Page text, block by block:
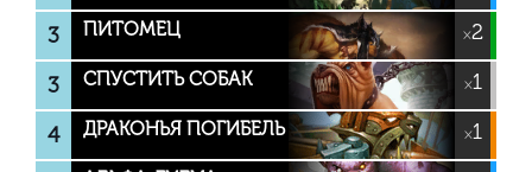
3 ПИТОМЕЦ ×2
3 СПУСТИТЬ СОБАК ×1
4 ДРАКОНЬЯ ПОГИБЕЛЬ ×1